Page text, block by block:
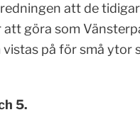
att de
göra som
på för små ytor
5.